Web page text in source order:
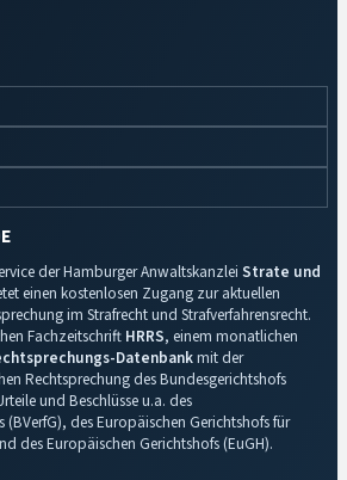
der Hamburger Anwaltskanzlei Strate und
einen kostenlosen Zugang zur aktuellen
im Strafrecht und Strafverfahrensrecht.
Fachzeitschrift HRRS, einem monatlichen
Datenbankmit der
Rechtsprechung des Bundesgerichtshofs
und Beschlüsse u.a. des
(BVerfG), des Europäischen Gerichtshofs für
des Europäischen Gerichtshofs (EuGH).